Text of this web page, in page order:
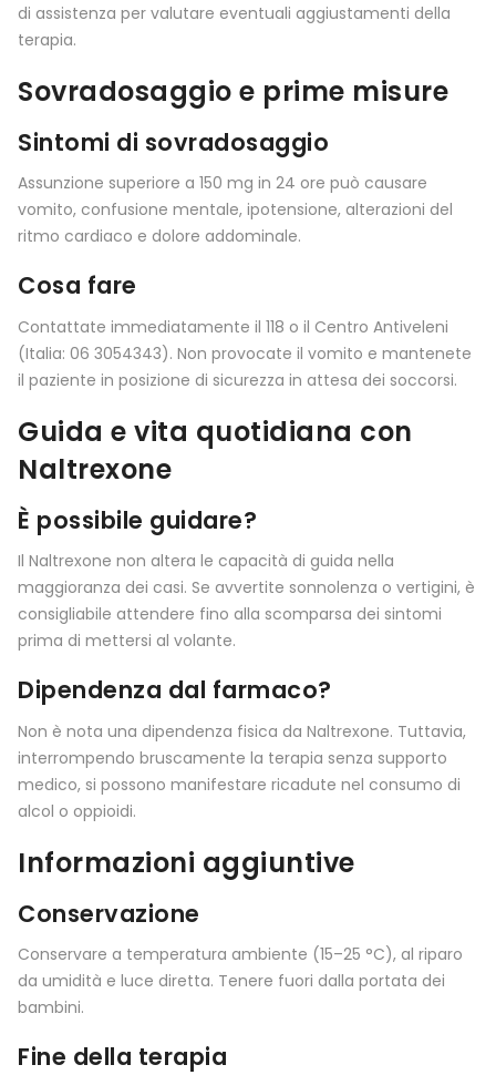
di assistenza per valutare eventuali aggiustamenti della
terapia.
Sovradosaggio e prime misure
Sintomi di sovradosaggio
Assunzione superiore a 150 mg in 24 ore può causare
vomito, confusione mentale, ipotensione, alterazioni del
ritmo cardiaco e dolore addominale.
Cosa fare
Contattate immediatamente il 118 o il Centro Antiveleni
(Italia: 06 3054343). Non provocate il vomito e mantenete
il paziente in posizione di sicurezza in attesa dei soccorsi.
Guida e vita quotidiana con
Naltrexone
È possibile guidare?
Il Naltrexone non altera le capacità di guida nella
maggioranza dei casi. Se avvertite sonnolenza o vertigini, è
consigliabile attendere fino alla scomparsa dei sintomi
prima di mettersi al volante.
Dipendenza dal farmaco?
Non è nota una dipendenza fisica da Naltrexone. Tuttavia,
interrompendo bruscamente la terapia senza supporto
medico, si possono manifestare ricadute nel consumo di
alcol o oppioidi.
Informazioni aggiuntive
Conservazione
Conservare a temperatura ambiente (15–25 °C), al riparo
da umidità e luce diretta. Tenere fuori dalla portata dei
bambini.
Fine della terapia